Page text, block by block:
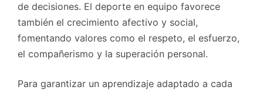
de decisiones. El deporte en equipo favorece
también el crecimiento afectivo y social,
fomentando valores como el respeto, el esfuerzo,
el compañerismo y la superación personal.
Para garantizar un aprendizaje adaptado a cada